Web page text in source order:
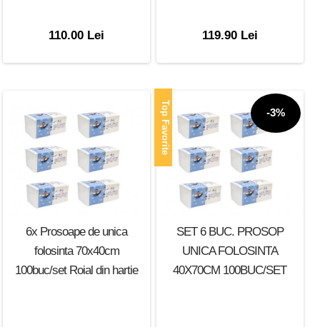
110.00 Lei 119.90 Lei
6x Prosoape de unica
folosinta 70x40cm
100buc/set Roial din hartie
Top Favorite -3%
SET 6 BUC. PROSOP
UNICA FOLOSINTA
40X70CM 100BUC/SET